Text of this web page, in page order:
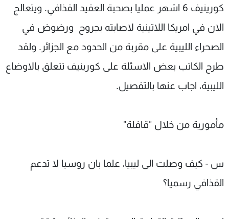
كورينيف 6 اشهر عمليا بصحبة العقيد القذافي. ويتعالج
الان في امريكا اللاتينية لاصابته بجروح ورضوض في
الصحراء الليبية على مقربة من الحدود مع الجزائر. ولقد
طرح الكاتب بعض الاسئلة على كورينيف تتعلق بالاوضاع
الليبية، اجاب عنها بالتفصيل.
مأمورية من خلال "قافلة"
س - كيف وصلت الى ليبيا، علما بان روسيا لا تدعم
القذافي رسميا؟